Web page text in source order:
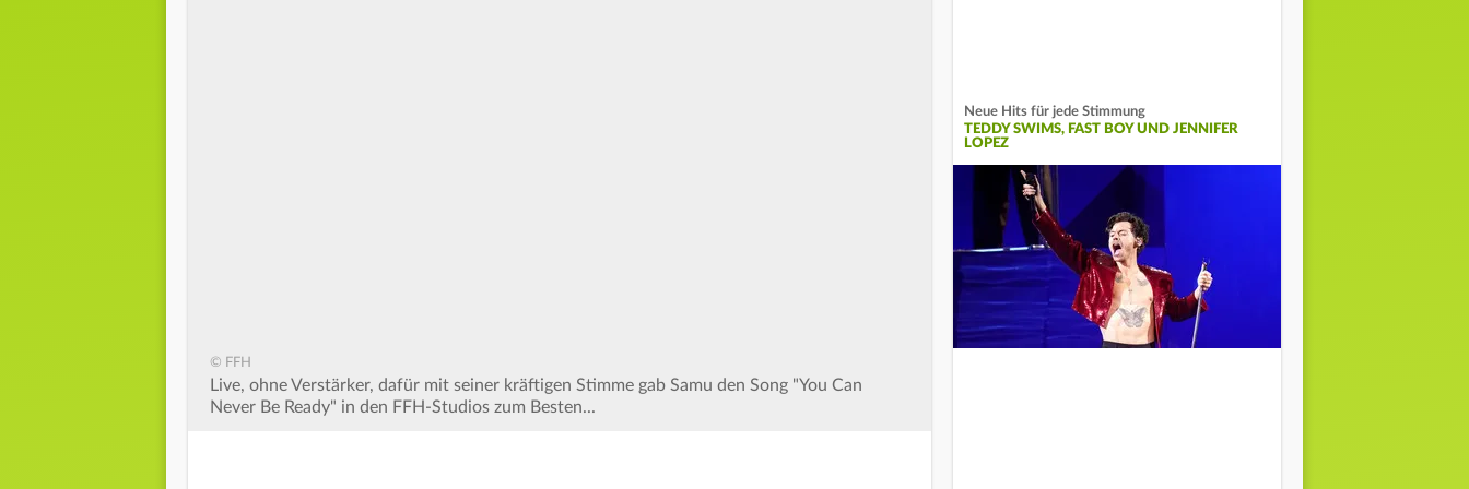
© FFH
Live, ohne Verstärker, dafür mit seiner kräftigen Stimme gab Samu den Song "You Can
Never Be Ready" in den FFH-Studios zum Besten...
Neue Hits für jede Stimmung
TEDDY SWIMS, FAST BOY UND JENNIFER
LOPEZ